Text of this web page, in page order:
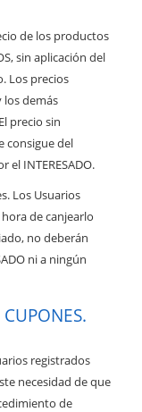
de los productos
sin aplicación del
Los precios
los demás
precio sin
consigue del
INTERESADO.
Los Usuarios
de canjearlo
no deberán
ni a ningún
registrados
necesidad de que
de